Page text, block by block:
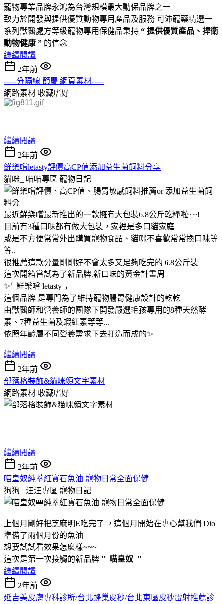
寵物專業品牌永鴻為台灣規模最大動保品牌之一
致力於開發與提供優質動物專用產品及服務 可沛寵藥精選一
系列獸醫處方等級寵物專用保健品秉持 “ 提供優質產品、捍衛
動物健康 ” 的信念
繼續閱讀
2年前
-----分隔線 節慶 網頁素材-----
網路素材 收藏嗜好
繼續閱讀
2年前
鮮樂嚐letasty評價高CP值添加益生菌飼料分享
貓咪_ 喵喵專區 寵物日記
最近鮮樂嚐最新推出的一款擁有大包裝6.8公斤乾糧啦~~!
目前有3種口味都有做大包裝，家裡是多口貓家庭
或是不方便常常外出購買寵物食品、貓咪不喜歡常常換口味等
等..
很推薦這款分量剛剛好不會太多又足夠吃完的 6.8公斤裝
這次開箱嘗試為了新品牌.新口味的黃金計畫周
✨⌜ 鮮樂嚐 letasty ⌟
這個品牌 是專門為了維持寵物腸胃健康設計的乾乾
由獸醫師和營養師的團隊下開發嚴選毛孩專用的8種天然酵
素、7種益生菌及蝦紅素等等...
依照年齡層不同營養需求下去打造而成的✨
繼續閱讀
2年前
部落格裝飾&貓咪顏文字素材
網路素材 收藏嗜好
繼續閱讀
2年前
喵皇奴純萃紅寶石魚油 寵物日常全面保健
狗狗_ 汪汪專區 寵物日記
上個月剛好把芝麻明E吃完了 ，這個月開始在專心幫我們 Dio
準備了兩個月份的魚油
想要試試看效果怎麼樣~~~
這次是第一次接觸的新品牌 " 喵皇奴 "
繼續閱讀
2年前
延吉美皮膚專科診所/台北蜂巢皮秒/台北東區皮秒雷射推薦診